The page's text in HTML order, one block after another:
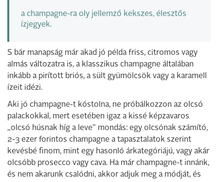
a champagne-ra oly jellemző kekszes, élesztős
ízjegyek.
S bár manapság már akad jó példa friss, citromos vagy
almás változatra is, a klasszikus champagne általában
inkább a pirított briós, a sült gyümölcsök vagy a karamell
ízeit idézi.
Aki jó champagne-t kóstolna, ne próbálkozzon az olcsó
palackokkal, mert esetében igaz a kissé képzavaros
„olcsó húsnak híg a leve” mondás: egy olcsónak számító,
2-3 ezer forintos champagne a tapasztalatok szerint
kevésbé finom, mint egy hasonló árkategóriájú, vagy akár
olcsóbb prosecco vagy cava. Ha már champagne-t innánk,
és nem akarunk csalódni, akkor adjuk meg a módját, és